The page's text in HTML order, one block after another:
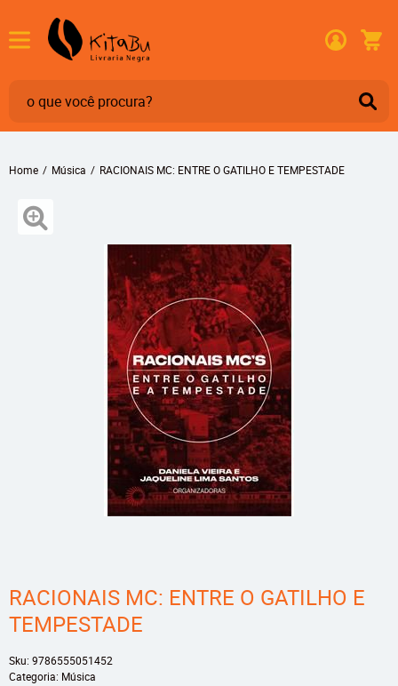
Home Música RACIONAIS MC: ENTRE O GATILHO E TEMPESTADE
RACIONAIS MC: ENTRE O GATILHO E
TEMPESTADE
Sku: 9786555051452
Categoria: Música